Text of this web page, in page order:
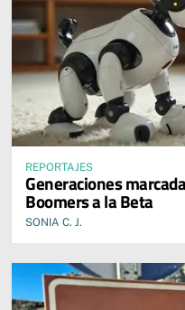
REPORTAJES
Generaciones
Boomers a la Beta
SONIA C. J.